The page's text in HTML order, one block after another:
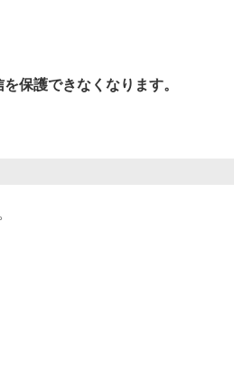
保護できなくなります。